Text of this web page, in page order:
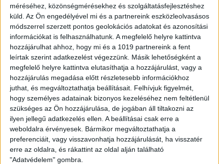
méréséhez, közönségmérésekhez és szolgáltatásfejlesztéshez
küld. Az Ön engedélyével mi és a partnereink eszközleolvasásos
módszerrel szerzett pontos geolokációs adatokat és azonosítási
információkat is felhasználhatunk. A megfelelő helyre kattintva
hozzájárulhat ahhoz, hogy mi és a 1019 partnereink a fent
leírtak szerint adatkezelést végezzünk. Másik lehetőségként a
megfelelő helyre kattintva elutasíthatja a hozzájárulást, vagy a
hozzájárulás megadása előtt részletesebb információkhoz
juthat, és megváltoztathatja beállításait. Felhívjuk figyelmét,
hogy személyes adatainak bizonyos kezeléséhez nem feltétlenül
szükséges az Ön hozzájárulása, de jogában áll tiltakozni az
ilyen jellegű adatkezelés ellen. A beállításai csak erre a
weboldalra érvényesek. Bármikor megváltoztathatja a
preferenciáit, vagy visszavonhatja hozzájárulását, ha visszatér
erre az oldalra, és rákattint az oldal alján található
"Adatvédelem" gombra.
FOLYTATÓDIK AZ ÚJABB 10 000 FÁT
ÜLTETÜNK! PROGRAM
2024.12.09